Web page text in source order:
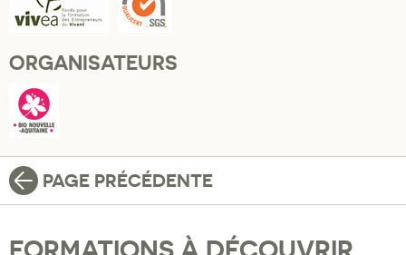
ORGANISATEURS
PAGE PRÉCÉDENTE